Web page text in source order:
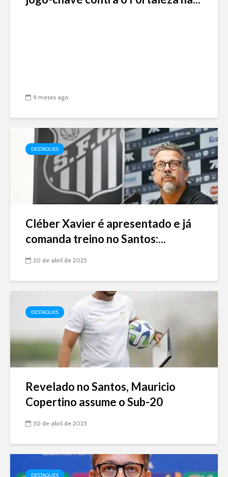
9 meses ago
DESTAQUES
Cléber Xavier é apresentado e já
comanda treino no Santos:...
30 de abril de 2025
DESTAQUES
Revelado no Santos, Mauricio
Copertino assume o Sub-20
30 de abril de 2025
DESTAQUES